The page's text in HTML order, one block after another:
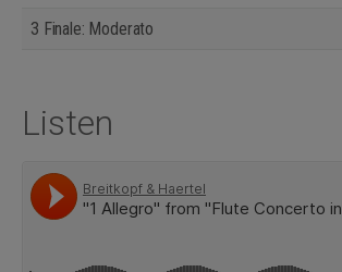
3 Finale: Moderato
Listen